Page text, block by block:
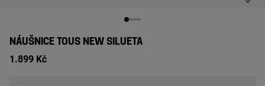
NÁUŠNICE TOUS NEW SILUETA
1.899 Kč